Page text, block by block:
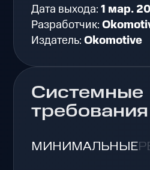
Дата выхода:1 мар.
Разработчик:
Издатель:Okomotive
Системные
требования
МИНИМАЛЬНЫЕ